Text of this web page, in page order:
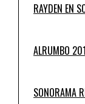
RAYDEN EN
ALRUMBO
SONORAMA